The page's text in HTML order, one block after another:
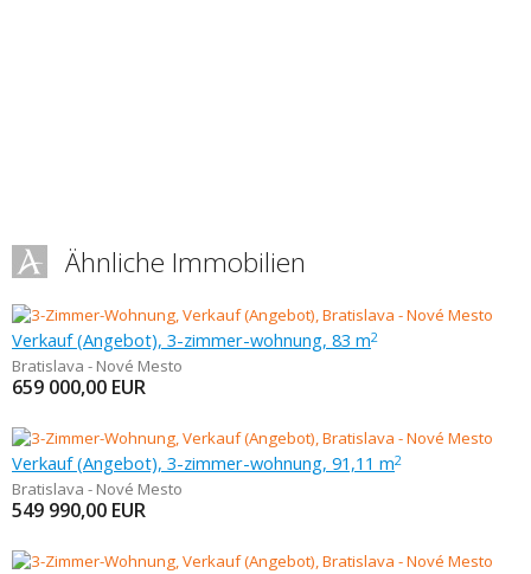
Ähnliche Immobilien
Verkauf (Angebot), 3-zimmer-wohnung, 83 m2
Bratislava - Nové Mesto
659 000,00 EUR
Verkauf (Angebot), 3-zimmer-wohnung, 91,11 m2
Bratislava - Nové Mesto
549 990,00 EUR